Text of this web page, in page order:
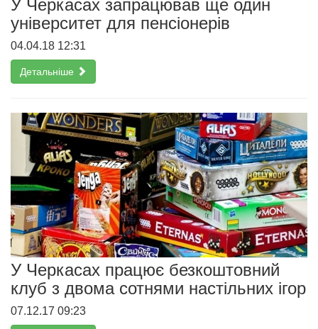
У Черкасах запрацював ще один
університет для пенсіонерів
04.04.18 12:31
Детальніше
У Черкасах працює безкоштовний
клуб з двома сотнями настільних ігор
07.12.17 09:23